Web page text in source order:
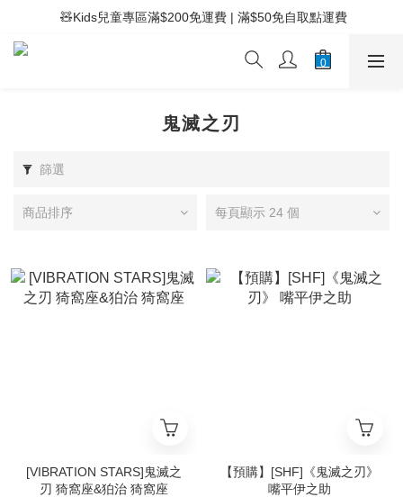
⚡滿$400免運費 | 滿$200免Easy Trade自取點運費
🧸Kids兒童專區滿$200免運費 | 滿$50免自取點運費
⚡滿$400免運費 | 滿$200免Easy Trade自取點運費
鬼滅之刃
篩選
商品排序 每頁顯示 24 個
[VIBRATION STARS]鬼滅之
刃 猗窩座&狛治 猗窩座
【預購】[SHF]《鬼滅之刃》
嘴平伊之助